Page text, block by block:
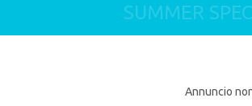
SUMMER
Annuncio